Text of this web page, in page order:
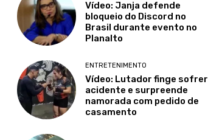
Vídeo: Janja defende
bloqueio do Discord no
Brasil durante evento no
Planalto
ENTRETENIMENTO
Vídeo: Lutador finge sofrer
acidente e surpreende
namorada com pedido de
casamento